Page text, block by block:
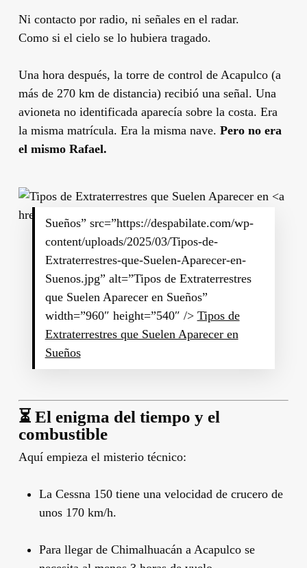
Ni contacto por radio, ni señales en el radar.
Como si el cielo se lo hubiera tragado.
Una hora después, la torre de control de Acapulco (a
más de 270 km de distancia) recibió una señal. Una
avioneta no identificada aparecía sobre la costa. Era
la misma matrícula. Era la misma nave. Pero no era
el mismo Rafael.
Sueños” src=”https://despabilate.com/wp-
content/uploads/2025/03/Tipos-de-
Extraterrestres-que-Suelen-Aparecer-en-
Suenos.jpg” alt=”Tipos de Extraterrestres
que Suelen Aparecer en Sueños”
width=”960″ height=”540″ /> Tipos de
Extraterrestres que Suelen Aparecer en
Sueños
⏳ El enigma del tiempo y el
combustible
Aquí empieza el misterio técnico:
La Cessna 150 tiene una velocidad de crucero de
unos 170 km/h.
Para llegar de Chimalhuacán a Acapulco se